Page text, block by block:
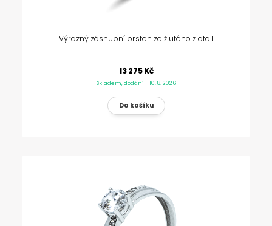
Výrazný zásnubní prsten ze žlutého zlata 1
13 275 Kč
Skladem, dodání - 10. 8. 2026